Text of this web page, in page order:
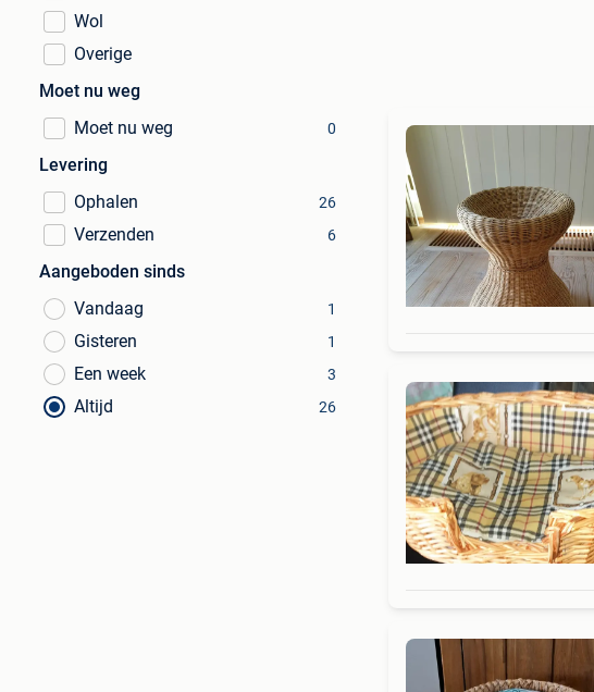
Wol
Overige
Moet nu weg
Moet nu weg
0
Levering
Ophalen
26
Verzenden 6
Aangeboden sinds
Vandaag
1
Gisteren 1
Een week 3
Altijd 26